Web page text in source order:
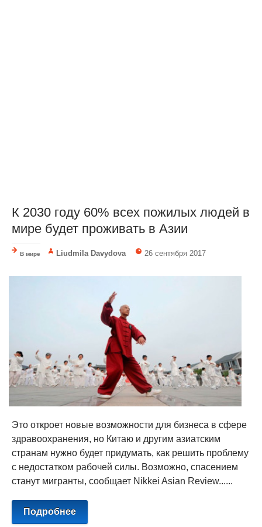
К 2030 году 60% всех пожилых людей в
мире будет проживать в Азии
В мире Liudmila Davydova 26 сентября 2017
Это откроет новые возможности для бизнеса в сфере
здравоохранения, но Китаю и другим азиатским
странам нужно будет придумать, как решить проблему
с недостатком рабочей силы. Возможно, спасением
станут мигранты, сообщает Nikkei Asian Review......
Подробнее